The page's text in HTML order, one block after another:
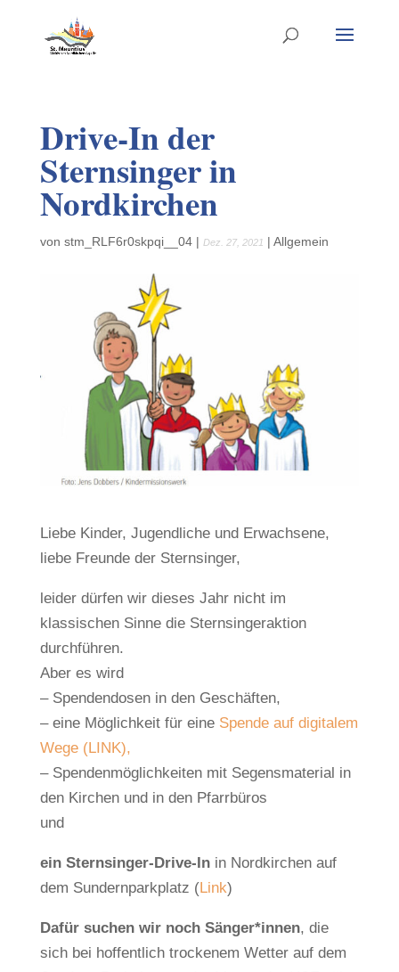
Drive-In der
Sternsinger in
Nordkirchen
von stm_RLF6r0skpqi__04| Dez. 27, 2021 | Allgemein
Liebe Kinder, Jugendliche und Erwachsene,
liebe Freunde der Sternsinger,
leider dürfen wir dieses Jahr nicht im
klassischen Sinne die Sternsingeraktion
durchführen.
Aber es wird
– Spendendosen in den Geschäften,
– eine Möglichkeit für eine Spende auf digitalem
Wege (LINK),
– Spendenmöglichkeiten mit Segensmaterial in
den Kirchen und in den Pfarrbüros
und
ein Sternsinger-Drive-Inin Nordkirchen auf
dem Sundernparkplatz (Link)
Dafür suchen wir noch Sänger*innen, die
sich bei hoffentlich trockenem Wetter auf dem